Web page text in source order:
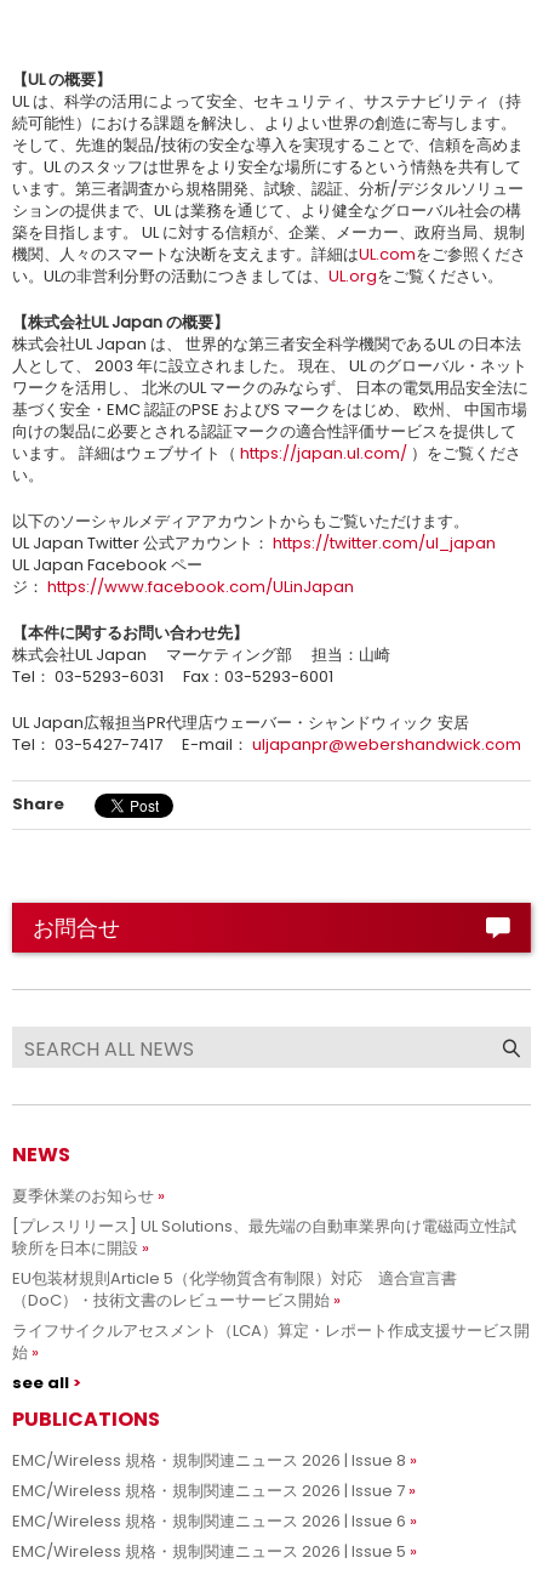
【UL の概要】
UL は、科学の活用によって安全、セキュリティ、サステナビリティ（持
続可能性）における課題を解決し、よりよい世界の創造に寄与します。
そして、先進的製品/技術の安全な導入を実現することで、信頼を高めま
す。UL のスタッフは世界をより安全な場所にするという情熱を共有して
います。第三者調査から規格開発、試験、認証、分析/デジタルソリュー
ションの提供まで、UL は業務を通じて、より健全なグローバル社会の構
築を目指します。 UL に対する信頼が、企業、メーカー、政府当局、規制
機関、人々のスマートな決断を支えます。詳細はUL.comをご参照くださ
い。ULの非営利分野の活動につきましては、 UL.orgをご覧ください。
【株式会社UL Japan の概要】
株式会社UL Japan は、 世界的な第三者安全科学機関であるUL の日本法
人として、 2003 年に設立されました。 現在、 UL のグローバル・ネット
ワークを活用し、 北米のUL マークのみならず、 日本の電気用品安全法に
基づく安全・EMC 認証のPSE およびS マークをはじめ、 欧州、 中国市場
向けの製品に必要とされる認証マークの適合性評価サービスを提供して
います。 詳細はウェブサイト（ https://japan.ul.com/ ）をご覧くださ
い。
以下のソーシャルメディアアカウントからもご覧いただけます。
UL Japan Twitter 公式アカウント： https://twitter.com/ul_japan
UL Japan Facebook ペー
ジ： https://www.facebook.com/ULinJapan
【本件に関するお問い合わせ先】
株式会社UL Japan マーケティング部 担当：山崎
Tel： 03-5293-6031 Fax：03-5293-6001
UL Japan広報担当PR代理店ウェーバー・シャンドウィック 安居
Tel： 03-5427-7417 E-mail： uljapanpr@webershandwick.com
Share
お問合せ
NEWS
夏季休業のお知らせ
[プレスリリース] UL Solutions、最先端の自動車業界向け電磁両立性試
験所を日本に開設
EU包装材規則Article 5（化学物質含有制限）対応 適合宣言書
（DoC）・技術文書のレビューサービス開始
ライフサイクルアセスメント（LCA）算定・レポート作成支援サービス開
始
see all
PUBLICATIONS
EMC/Wireless 規格・規制関連ニュース 2026 | Issue 8
EMC/Wireless 規格・規制関連ニュース 2026 | Issue 7
EMC/Wireless 規格・規制関連ニュース 2026 | Issue 6
EMC/Wireless 規格・規制関連ニュース 2026 | Issue 5